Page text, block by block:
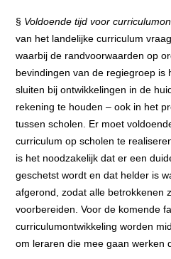
§ Voldoende tijd voor
van het landelijke curriculum
waarbij de randvoorwaarden op
bevindingen van de regiegroep is
sluiten bij ontwikkelingen in de
rekening te houden – ook in het
tussen scholen. Er moet
curriculum op scholen te
is het noodzakelijk dat er een
geschetst wordt en dat helder is
afgerond, zodat alle betrokkenen
voorbereiden. Voor de komende
curriculumontwikkeling worden
om leraren die mee gaan werken